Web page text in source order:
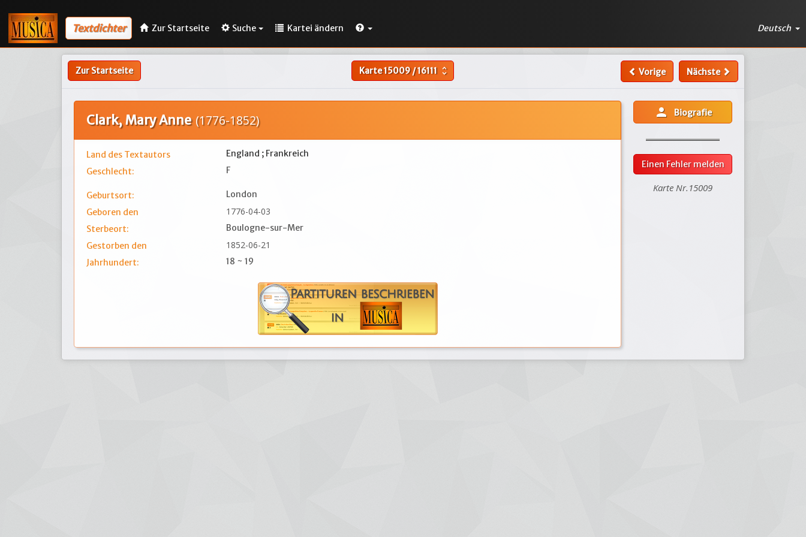
Textdichter Zur Startseite Suche Kartei ändern Deutsch
Zur Startseite Karte15009/16111 unfold_more Vorige Nächste
Clark, Mary Anne (1776-1852)
Land des Textautors
England ; Frankreich
Geschlecht:
F
Geburtsort:
London
Geboren den
1776-04-03
Sterbeort:
Boulogne-sur-Mer
Gestorben den
1852-06-21
Jahrhundert: 18 ~ 19
person Biografie
Einen Fehler melden
Karte Nr.15009